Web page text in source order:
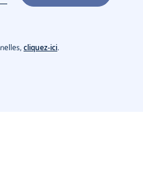
cliquez-ici.